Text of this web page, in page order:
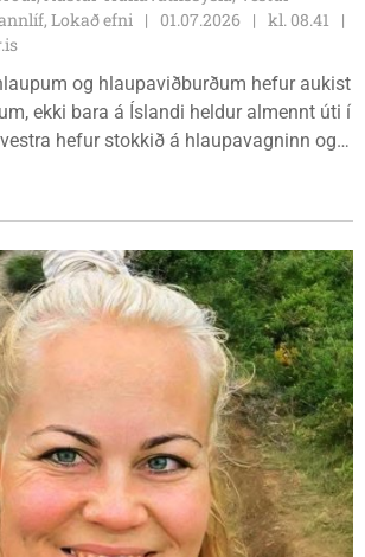
Lokað efni
01.07.2026
kl. 08.41
og hlaupaviðburðum hefur aukist
ekki bara á Íslandi heldur almennt úti í
hefur stokkið á hlaupavagninn og
verða haldnir í landshlutanum í sumar.
Work – Skagastrandarhlaupið. Öll
gerð að efla hreyfingu og útivist í
vestra.